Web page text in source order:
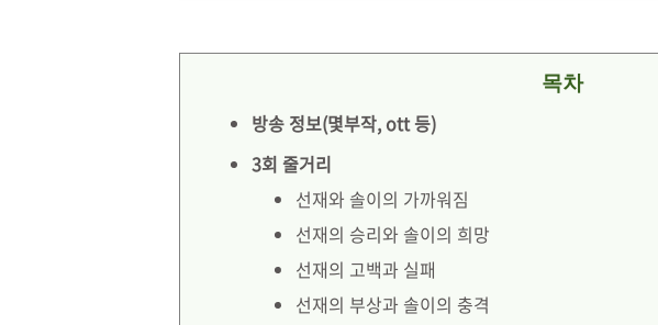
목차
방송 정보(몇부작, ott 등)
3회 줄거리
선재와 솔이의 가까워짐
선재의 승리와 솔이의 희망
선재의 고백과 실패
선재의 부상과 솔이의 충격